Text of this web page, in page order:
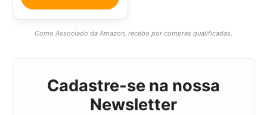
Como Associado da Amazon, recebo por compras qualificadas.
Cadastre-se na nossa
Newsletter